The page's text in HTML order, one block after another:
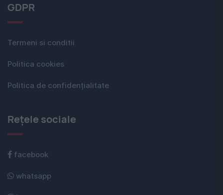
GDPR
Termeni si conditii
Politica cookies
Politica de confidențialitate
Rețele sociale
facebook
whatsapp